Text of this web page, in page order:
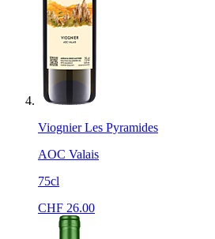
Viognier Les Pyramides
AOC Valais
75cl
CHF 26.00